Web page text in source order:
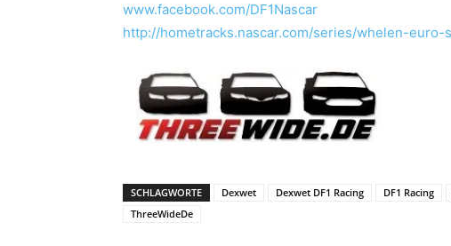
www.facebook.com/DF1Nascar
http://hometracks.nascar.com/series/whelen-euro-
SCHLAGWORTE Dexwet Dexwet DF1 Racing DF1 Racing
ThreeWideDe